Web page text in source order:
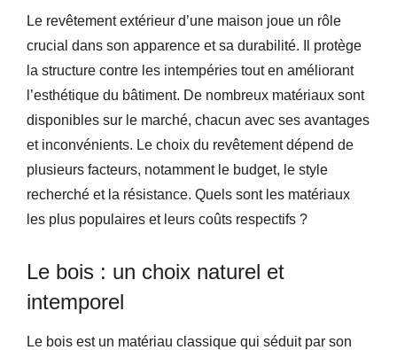
Le revêtement extérieur d’une maison joue un rôle
crucial dans son apparence et sa durabilité. Il protège
la structure contre les intempéries tout en améliorant
l’esthétique du bâtiment. De nombreux matériaux sont
disponibles sur le marché, chacun avec ses avantages
et inconvénients. Le choix du revêtement dépend de
plusieurs facteurs, notamment le budget, le style
recherché et la résistance. Quels sont les matériaux
les plus populaires et leurs coûts respectifs ?
Le bois : un choix naturel et
intemporel
Le bois est un matériau classique qui séduit par son